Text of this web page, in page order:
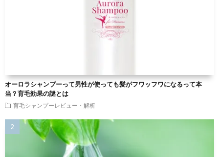
オーロラシャンプーって男性が使っても髪がフワッフワになるって本
当？育毛効果の謎とは
育毛シャンプーレビュー・解析